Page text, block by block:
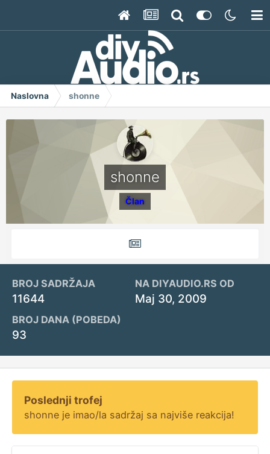
Naslovna shonne
shonne
Član
BROJ SADRŽAJA
11644
NA DIYAUDIO.RS OD
Maj 30, 2009
BROJ DANA (POBEDA)
93
Poslednji trofej
shonne je imao/la sadržaj sa najviše reakcija!